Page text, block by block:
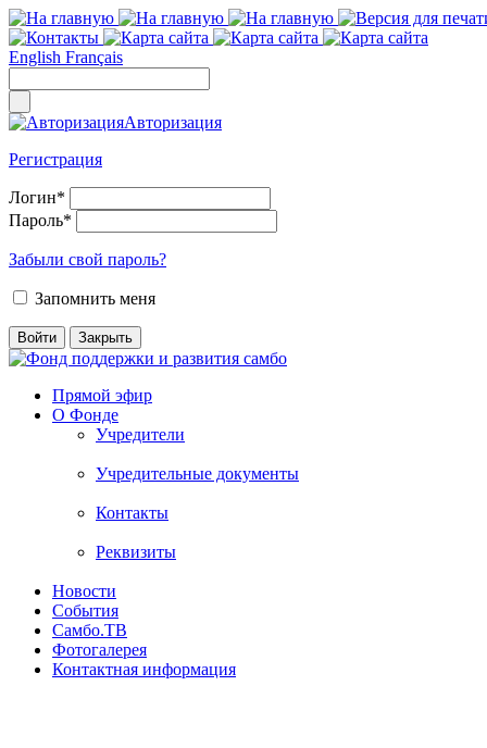
English Français
Авторизация
Регистрация
Логин*
Пароль*
Забыли свой пароль?
Запомнить меня
Прямой эфир
О Фонде
Учредители
Учредительные документы
Контакты
Реквизиты
Новости
События
Самбо.ТВ
Фотогалерея
Контактная информация